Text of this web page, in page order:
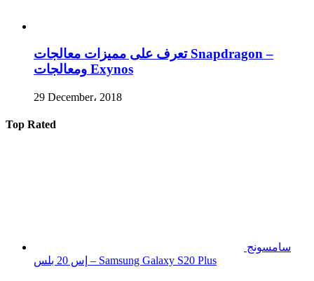
تعرف على مميزات معالجات Snapdragon –
ومعالجات Exynos
29 December، 2018
Top Rated
سامسونج
إس 20 بلس – Samsung Galaxy S20 Plus